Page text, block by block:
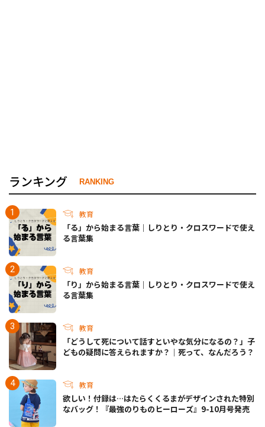
ランキング RANKING
教育
「る」から始まる言葉｜しりとり・クロスワードで使え
る言葉集
教育
「り」から始まる言葉｜しりとり・クロスワードで使え
る言葉集
教育
「どうして死について話すといやな気分になるの？」子
どもの疑問に答えられますか？｜死って、なんだろう？
教育
欲しい！付録は…はたらくくるまがデザインされた特別
なバッグ！『最強のりものヒーローズ』9-10月号発売